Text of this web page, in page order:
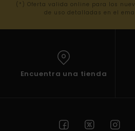
(*) Oferta valida online para los
de uso detalladas en el
Encuentra una tienda